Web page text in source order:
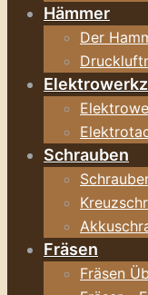
Hämmer
Der
Schrauben
Fräsen
Fräsen